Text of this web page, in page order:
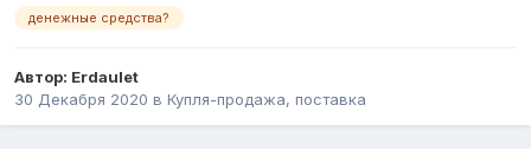
денежные средства?
Автор: Erdaulet
30 Декабря 2020 в Купля-продажа, поставка